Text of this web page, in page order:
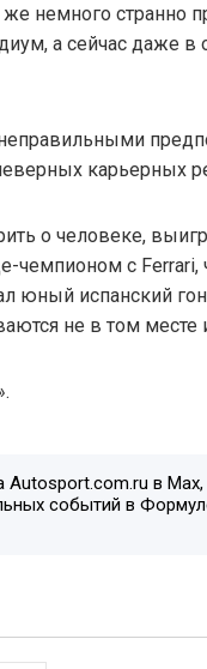
немного странно
а сейчас даже в
карьерных
о человеке,
с Ferrari,
юный испанский
не в том месте
Autosport.com.ru в
событий в